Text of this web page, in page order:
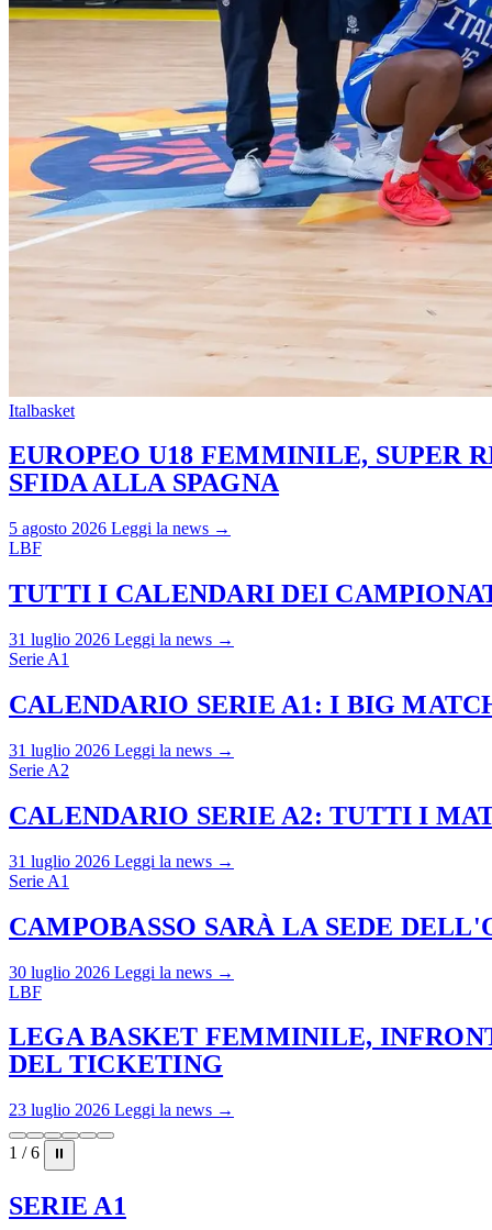
Italbasket
EUROPEO U18 FEMMINILE, SUPER
SFIDA ALLA SPAGNA
5 agosto 2026 Leggi la news →
LBF
TUTTI I CALENDARI DEI
31 luglio 2026 Leggi la news →
Serie A1
CALENDARIO SERIE A1: I BIG
31 luglio 2026 Leggi la news →
Serie A2
CALENDARIO SERIE A2: TUTTI I
31 luglio 2026 Leggi la news →
Serie A1
CAMPOBASSO SARÀ LA SEDE
30 luglio 2026 Leggi la news →
LBF
LEGA BASKET FEMMINILE,
DEL TICKETING
23 luglio 2026 Leggi la news →
1 / 6 ⏸
SERIE A1